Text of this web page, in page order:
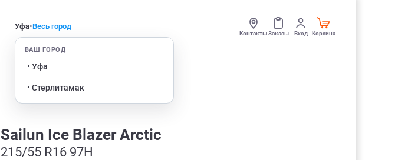
Уфа•Весь город
ВАШ ГОРОД
• Уфа
• Стерлитамак
КонтактыЗаказы Вход Корзина
Sailun Ice Blazer Arctic
215/55 R16 97H